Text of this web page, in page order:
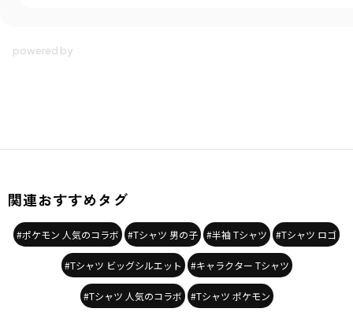
関連おすすめタグ
#ポケモン 人気のコラボ #Tシャツ 男の子 #半袖 Tシャツ #Tシャツ ロゴ
#Tシャツ ビッグシルエット #キャラクター Tシャツ
#Tシャツ 人気のコラボ #Tシャツ ポケモン